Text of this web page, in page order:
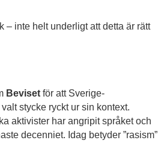
inte helt underligt att detta är rätt
Beviset för att Sverige­
stycke ryckt ur sin kontext.
aktivister har angripit språket och
decenniet. Idag betyder ”rasism”